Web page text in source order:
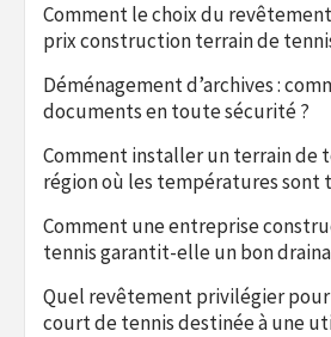
Comment le choix du
prix construction terrain de
Déménagement d’archives :
documents en toute sécurité ?
Comment installer un terrain de
région où les températures sont
Comment une entreprise
tennis garantit-elle un bon
Quel revêtement privilégier
court de tennis destinée à une